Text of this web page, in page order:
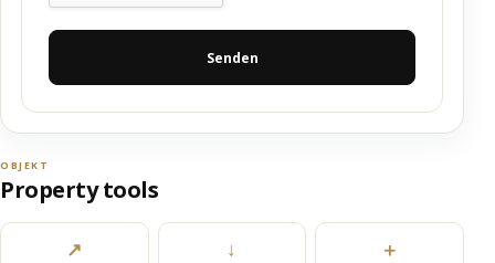
Senden
OBJEKT
Property tools
↗ ↓ ＋